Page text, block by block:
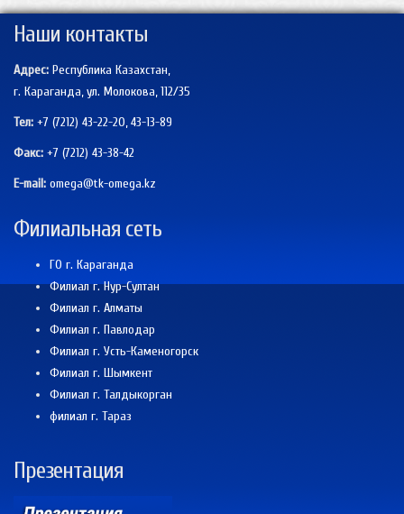
Наши контакты
Адрес: Республика Казахстан,
г. Караганда, ул. Молокова, 112/35
Тел: +7 (7212) 43-22-20, 43-13-89
Факс: +7 (7212) 43-38-42
E-mail: omega@tk-omega.kz
Филиальная сеть
ГО г. Караганда
Филиал г. Нур-Султан
Филиал г. Алматы
Филиал г. Павлодар
Филиал г. Усть-Каменогорск
Филиал г. Шымкент
Филиал г. Талдыкорган
филиал г. Тараз
Презентация